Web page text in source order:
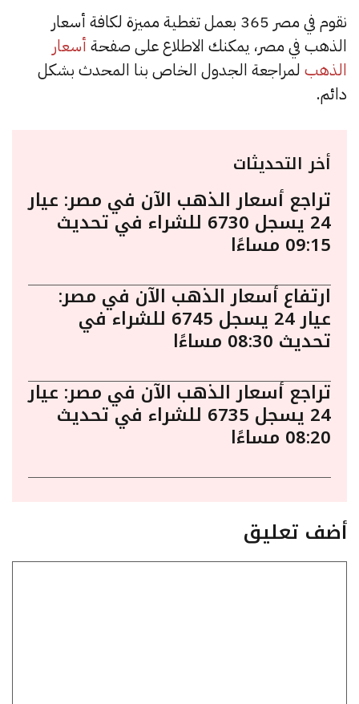
نقوم في مصر 365 بعمل تغطية مميزة لكافة أسعار
الذهب في مصر، يمكنك الاطلاع على صفحة أسعار
الذهب لمراجعة الجدول الخاص بنا المحدث بشكل
دائم.
أخر التحديثات
تراجع أسعار الذهب الآن في مصر: عيار
24 يسجل 6730 للشراء في تحديث
09:15 مساءًا
ارتفاع أسعار الذهب الآن في مصر:
عيار 24 يسجل 6745 للشراء في
تحديث 08:30 مساءًا
تراجع أسعار الذهب الآن في مصر: عيار
24 يسجل 6735 للشراء في تحديث
08:20 مساءًا
أضف تعليق